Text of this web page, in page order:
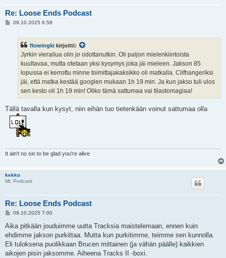
Re: Loose Ends Podcast
V09.10.2025 6:58
flowingki kirjoitti:
Jyrkin vierailua olin jo odottanutkin. Oli paljon mielenkiintoista
kuultavaa, mutta otetaan yksi kysymys joka jäi mieleen. Jakson 85
lopussa ei kerrottu minne toimittajakaksikko oli matkalla. Clifhangeriksi
jäi, että matka kestää googlen mukaan 1h 19 min. Ja kun jakso tuli ulos
sen kesto oli 1h 19 min! Oliko tämä sattumaa vai tilastomagiaa!
Tällä tavalla kun kysyt, niin eihän tuo tietenkään voinut sattumaa olla
It ain't no sin to be glad you're alive
kekko
Mr. Podcast
Re: Loose Ends Podcast
V
e
t
i
09.10.2025 7:00
Aika pitkään jouduimme uutta Tracksia maistelemaan, ennen kuin
ehdimme jakson purkittaa. Mutta kun purkitimme, teimme sen kunnolla.
Eli tuloksena puolikkaan Brucen mittainen (ja vähän päälle) kaikkien
aikojen pisin jaksomme. Aiheena Tracks II -boxi.